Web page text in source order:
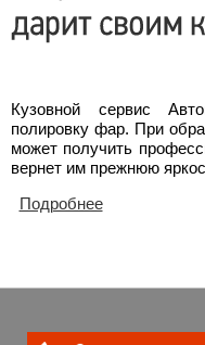
Кузовной сервис
полировку фар. При
может получить
вернет им прежнюю
Подробнеео Кузовной